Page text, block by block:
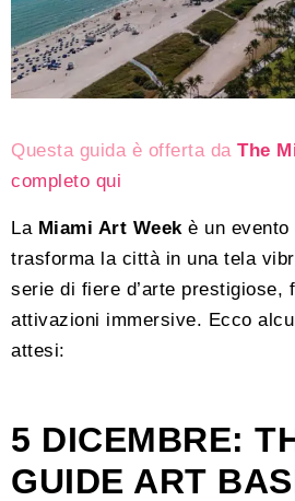
Questa guida è offerta da The
completo qui
La Miami Art Week è un
trasforma la città in una tela
serie di fiere d’arte prestigiose,
attivazioni immersive. Ecco
attesi:
5 DICEMBRE:
GUIDE ART